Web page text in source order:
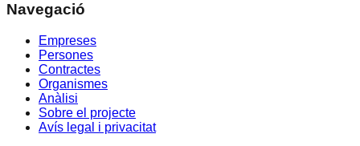
Navegació
Empreses
Persones
Contractes
Organismes
Anàlisi
Sobre el projecte
Avís legal i privacitat